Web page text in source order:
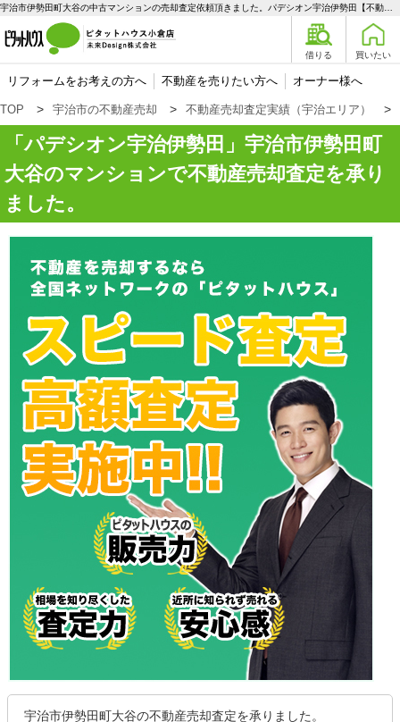
借りる 買いたい
リフォームをお考えの方へ 不動産を売りたい方へ オーナー様へ
TOP 宇治市の不動産売却 不動産売却査定実績（宇治エリア）
パデシオン宇治伊勢田
宇治市伊勢田町
大谷のマンションで不動産売却査定を承り
ました。
宇治市伊勢田町大谷の不動産売却査定を承りました。